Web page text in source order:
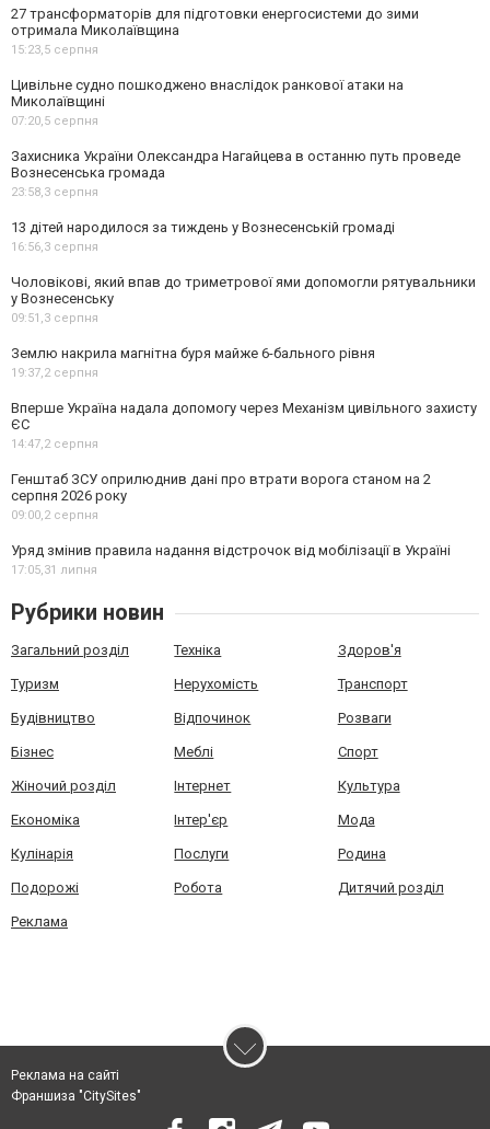
27 трансформаторів для підготовки енергосистеми до зими
отримала Миколаївщина
15:23, 5 серпня
Цивільне судно пошкоджено внаслідок ранкової атаки на
Миколаївщині
07:20, 5 серпня
Захисника України Олександра Нагайцева в останню путь проведе
Вознесенська громада
23:58, 3 серпня
13 дітей народилося за тиждень у Вознесенській громаді
16:56, 3 серпня
Чоловікові, який впав до триметрової ями допомогли рятувальники
у Вознесенську
09:51, 3 серпня
Землю накрила магнітна буря майже 6-бального рівня
19:37, 2 серпня
Вперше Україна надала допомогу через Механізм цивільного захисту
ЄС
14:47, 2 серпня
Генштаб ЗСУ оприлюднив дані про втрати ворога станом на 2
серпня 2026 року
09:00, 2 серпня
Уряд змінив правила надання відстрочок від мобілізації в Україні
17:05, 31 липня
Рубрики новин
Загальний розділ Техніка Здоров'я
Туризм Нерухомість Транспорт
Будівництво Відпочинок Розваги
Бізнес Меблі Спорт
Жіночий розділ Інтернет Культура
Економіка Інтер'єр Мода
Кулінарія Послуги Родина
Подорожі Робота Дитячий розділ
Реклама
Реклама на сайті
Франшиза "CitySites"